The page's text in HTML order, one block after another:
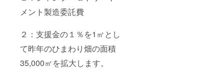
メント製造委託費
２：支援金の１％を1㎡とし
て昨年のひまわり畑の面積
35,000㎡を拡大します。